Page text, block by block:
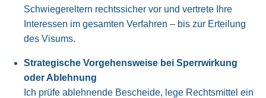
Schwiegereltern rechtssicher vor und vertrete Ihre
Interessen im gesamten Verfahren – bis zur Erteilung
des Visums.
Strategische Vorgehensweise bei Sperrwirkung
oder Ablehnung
Ich prüfe ablehnende Bescheide, lege Rechtsmittel ein